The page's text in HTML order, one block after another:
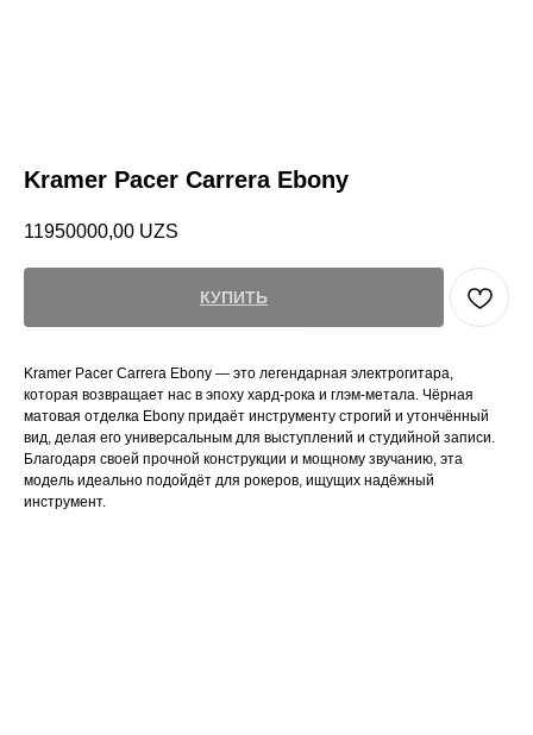
Kramer Pacer Carrera Ebony
11950000,00 UZS
КУПИТЬ
Kramer Pacer Carrera Ebony — это легендарная электрогитара,
которая возвращает нас в эпоху хард-рока и глэм-метала. Чёрная
матовая отделка Ebony придаёт инструменту строгий и утончённый
вид, делая его универсальным для выступлений и студийной записи.
Благодаря своей прочной конструкции и мощному звучанию, эта
модель идеально подойдёт для рокеров, ищущих надёжный
инструмент.